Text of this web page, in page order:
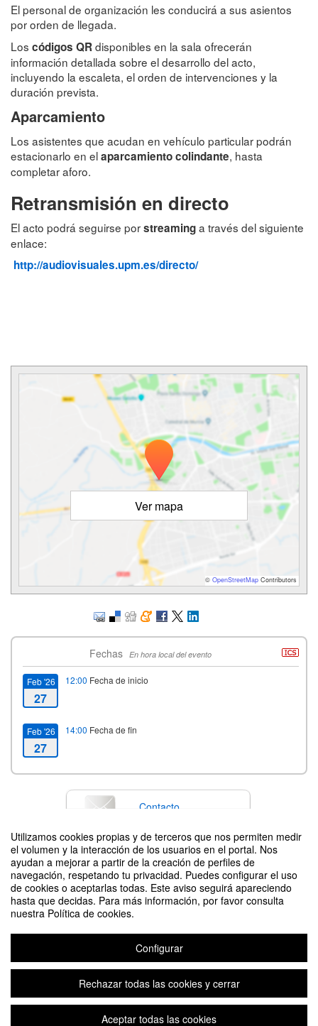
Utilizamos cookies propias y de terceros que nos permiten medir
el volumen y la interacción de los usuarios en el portal. Nos
ayudan a mejorar a partir de la creación de perfiles de
navegación, respetando tu privacidad. Puedes configurar el uso
de cookies o aceptarlas todas. Este aviso seguirá apareciendo
hasta que decidas. Para más información, por favor consulta
nuestra Política de cookies.
Configurar
Rechazar todas las cookies y cerrar
Aceptar todas las cookies
El personal de organización les conducirá a sus asientos
por orden de llegada.
Los códigos QRdisponibles en la sala ofrecerán
información detallada sobre el desarrollo del acto,
incluyendo la escaleta, el orden de intervenciones y la
duración prevista.
Aparcamiento
Los asistentes que acudan en vehículo particular podrán
estacionarlo en elaparcamiento colindante, hasta
completar aforo.
Retransmisión en directo
El acto podrá seguirse porstreaminga través del siguiente
enlace:
http://audiovisuales.upm.es/directo/
Ver mapa
© OpenStreetMap Contributors
Fechas En hora local del evento
Feb '26
27
12:00 Fecha de inicio
Feb '26
27
14:00 Fecha de fin
Contacto
Difunde tu evento poniendo el siguiente código en tu sitio
Solemne Acto Académico de Investidura de Doctoras y Doctores y Entrega
de premios Extraordinarios de Doctorado 2026